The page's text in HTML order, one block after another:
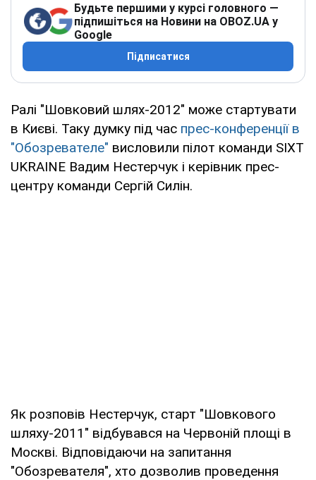
Будьте першими у курсі головного —
підпишіться на Новини на OBOZ.UA у
Google
Підписатися
Ралі "Шовковий шлях-2012" може стартувати
в Києві. Таку думку під час прес-конференції в
"Обозревателе" висловили пілот команди SIXT
UKRAINE Вадим Нестерчук і керівник прес-
центру команди Сергій Силін.
Як розповів Нестерчук, старт "Шовкового
шляху-2011" відбувався на Червоній площі в
Москві. Відповідаючи на запитання
"Обозревателя", хто дозволив проведення